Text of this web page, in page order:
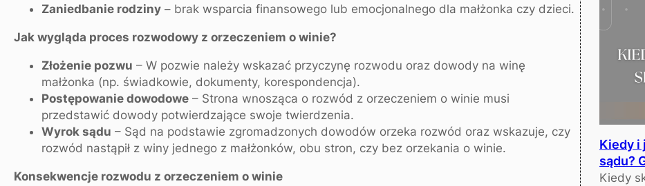
Zaniedbanie rodziny – brak wsparcia finansowego lub emocjonalnego dla małżonka czy dzieci.
Jak wygląda proces rozwodowy z orzeczeniem o winie?
Złożenie pozwu – W pozwie należy wskazać przyczynę rozwodu oraz dowody na winę
małżonka (np. świadkowie, dokumenty, korespondencja).
Postępowanie dowodowe – Strona wnosząca o rozwód z orzeczeniem o winie musi
przedstawić dowody potwierdzające swoje twierdzenia.
Wyrok sądu – Sąd na podstawie zgromadzonych dowodów orzeka rozwód oraz wskazuje, czy
rozwód nastąpił z winy jednego z małżonków, obu stron, czy bez orzekania o winie.
Konsekwencje rozwodu z orzeczeniem o winie
Kiedy i
sądu?
Kiedy